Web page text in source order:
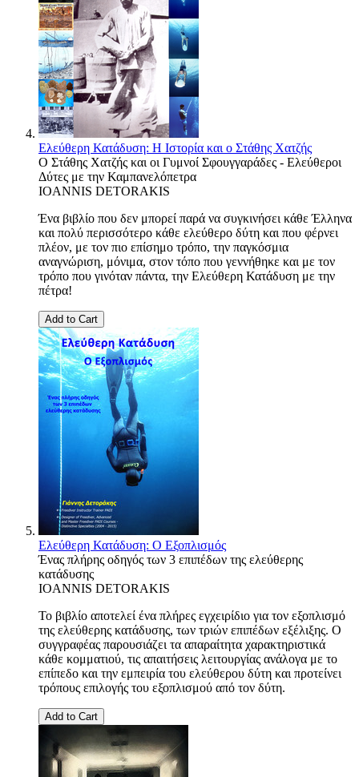
Ελεύθερη Κατάδυση: Η Ιστορία και ο Στάθης Χατζής
Ο Στάθης Χατζής και οι Γυμνοί Σφουγγαράδες - Ελεύθεροι
Δύτες με την Καμπανελόπετρα
IOANNIS DETORAKIS
Ένα βιβλίο που δεν μπορεί παρά να συγκινήσει κάθε Έλληνα
και πολύ περισσότερο κάθε ελεύθερο δύτη και που φέρνει
πλέον, με τον πιο επίσημο τρόπο, την παγκόσμια
αναγνώριση, μόνιμα, στον τόπο που γεννήθηκε και με τον
τρόπο που γινόταν πάντα, την Ελεύθερη Κατάδυση με την
πέτρα!
Add to Cart
Ελεύθερη Κατάδυση: Ο Εξοπλισμός
Ένας πλήρης οδηγός των 3 επιπέδων της ελεύθερης
κατάδυσης
IOANNIS DETORAKIS
Το βιβλίο αποτελεί ένα πλήρες εγχειρίδιο για τον εξοπλισμό
της ελεύθερης κατάδυσης, των τριών επιπέδων εξέλιξης. Ο
συγγραφέας παρουσιάζει τα απαραίτητα χαρακτηριστικά
κάθε κομματιού, τις απαιτήσεις λειτουργίας ανάλογα με το
επίπεδο και την εμπειρία του ελεύθερου δύτη και προτείνει
τρόπους επιλογής του εξοπλισμού από τον δύτη.
Add to Cart